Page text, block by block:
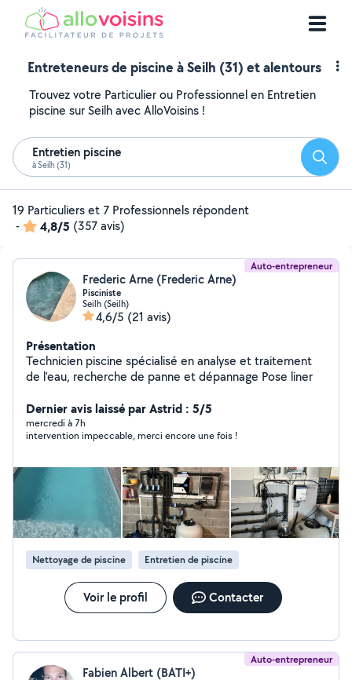
Entreteneurs de piscine à Seilh (31) et alentours
Trouvez votre Particulier ou Professionnel en Entretien
piscine sur Seilh avec AlloVoisins !
Entretien piscine
à Seilh (31)
19 Particuliers et 7 Professionnels répondent
-
4,8/5 (357 avis)
Auto-entrepreneur
Frederic Arne (Frederic Arne)
Pisciniste
Seilh (Seilh)
4,6/5 (21 avis)
Présentation
Technicien piscine spécialisé en analyse et traitement
de l'eau, recherche de panne et dépannage Pose liner
Dernier avis laissé par Astrid : 5/5
mercredi à 7h
intervention impeccable, merci encore une fois !
Nettoyage de piscine Entretien de piscine
Voir le profil Contacter
Auto-entrepreneur
Fabien Albert (BATI+)